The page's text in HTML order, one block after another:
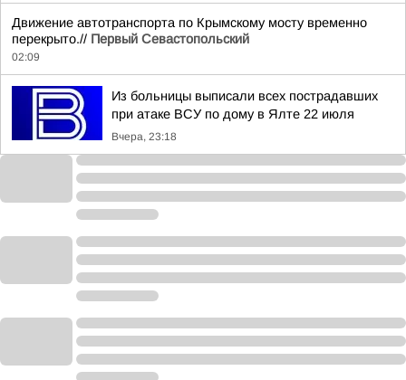
Движение автотранспорта по Крымскому мосту временно
перекрыто.// Первый Севастопольский
02:09
Из больницы выписали всех пострадавших
при атаке ВСУ по дому в Ялте 22 июля
Вчера, 23:18